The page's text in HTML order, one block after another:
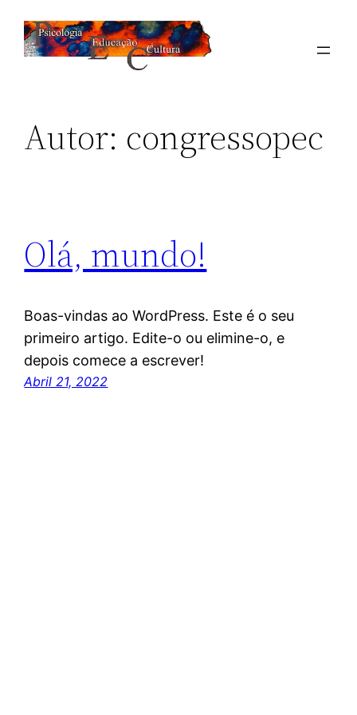
Autor: congressopec
Olá, mundo!
Boas-vindas ao WordPress. Este é o seu
primeiro artigo. Edite-o ou elimine-o, e
depois comece a escrever!
Abril 21, 2022